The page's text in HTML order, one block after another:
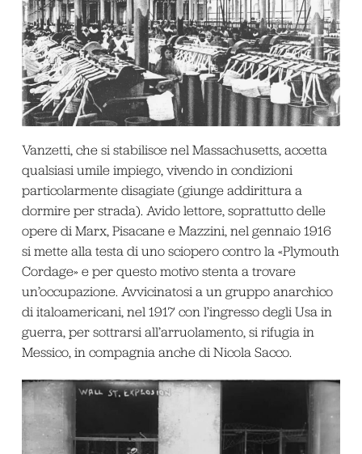
Vanzetti, che si stabilisce nel Massachusetts, accetta
qualsiasi umile impiego, vivendo in condizioni
particolarmente disagiate (giunge addirittura a
dormire per strada). Avido lettore, soprattutto delle
opere di Marx, Pisacane e Mazzini, nel gennaio 1916
si mette alla testa di uno sciopero contro la «Plymouth
Cordage» e per questo motivo stenta a trovare
un’occupazione. Avvicinatosi a un gruppo anarchico
di italoamericani, nel 1917 con l’ingresso degli Usa in
guerra, per sottrarsi all’arruolamento, si rifugia in
Messico, in compagnia anche di Nicola Sacco.